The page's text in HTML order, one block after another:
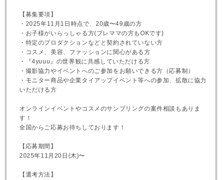
【募集要項】
・2025年11月1日時点で、20歳〜49歳の方
・お子様がいらっしゃる方(プレママの方もOKです)
・特定のプロダクションなどと契約されていない方
・コスメ、美容、ファッションに関心がある方
・『4yuuu』の世界観に共感していただける方
・撮影協力やイベントへのご参加をお願いできる方（応募制）
・モニター商品や企業タイアップイベント等への参加、拡散に協力
いただける方
オンラインイベントやコスメのサンプリングの案件相談もありま
す！
全国からご応募お待ちしております！
【応募期間】
2025年11月20日(木)〜
【選考方法】